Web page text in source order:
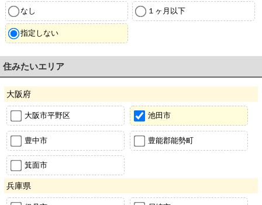
なし １ヶ月以下
指定しない
住みたいエリア
大阪府
大阪市平野区 池田市
豊中市 豊能郡能勢町
箕面市
兵庫県